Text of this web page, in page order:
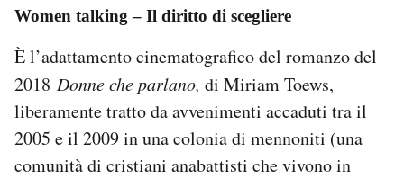
Women talking – Il diritto di scegliere
È l’adattamento cinematografico del romanzo del
2018 Donne che parlano, di Miriam Toews,
liberamente tratto da avvenimenti accaduti tra il
2005 e il 2009 in una colonia di mennoniti (una
comunità di cristiani anabattisti che vivono in